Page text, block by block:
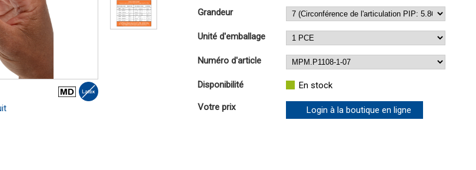
Grandeur
Unité d'emballage
Numéro d'article
Disponibilité En stock
Votre prix Login à la boutique en ligne